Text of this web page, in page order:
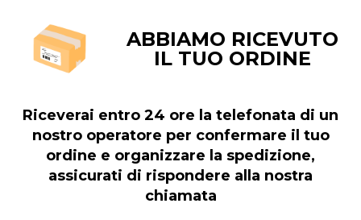
ABBIAMO RICEVUTO
IL TUO ORDINE
Riceverai entro 24 ore la telefonata di un
nostro operatore per confermare il tuo
ordine e organizzare la spedizione,
assicurati di rispondere alla nostra
chiamata